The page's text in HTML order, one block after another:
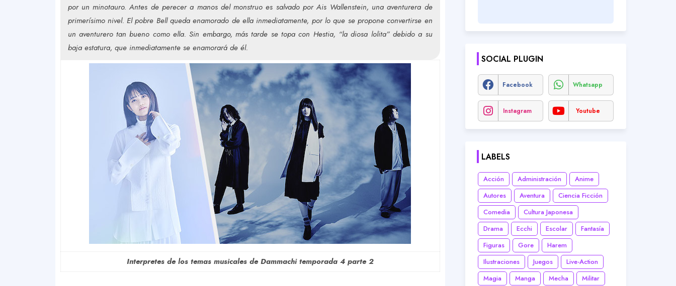
por un minotauro. Antes de perecer a manos del monstruo es salvado por Ais Wallenstein, una aventurera de
primerísimo nivel. El pobre Bell queda enamorado de ella inmediatamente, por lo que se propone convertirse en
un aventurero tan bueno como ella. Sin embargo, más tarde se topa con Hestia, “la diosa lolita” debido a su
baja estatura, que inmediatamente se enamorará de él.
Interpretes de los temas musicales de Dammachi temporada 4 parte 2
SOCIAL PLUGIN
Facebook Whatsapp
Instagram Youtube
LABELS
Acción Administración
Anime
Autores
Aventura
Ciencia Ficción
Comedia
Cultura Japonesa
Drama
Ecchi Escolar
Fantasía
Figuras
Gore
Harem
Ilustraciones
Juegos
Live-Action
Magia
Manga Mecha
Militar